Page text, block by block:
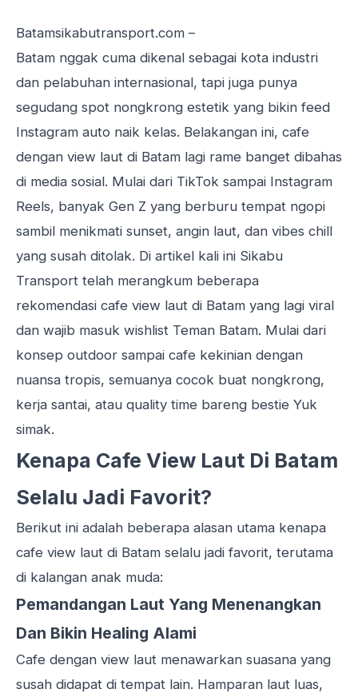
Batamsikabutransport.com –
Batam nggak cuma dikenal sebagai kota industri
dan pelabuhan internasional, tapi juga punya
segudang spot nongkrong estetik yang bikin feed
Instagram auto naik kelas. Belakangan ini, cafe
dengan view laut di Batam lagi rame banget dibahas
di media sosial. Mulai dari TikTok sampai Instagram
Reels, banyak Gen Z yang berburu tempat ngopi
sambil menikmati sunset, angin laut, dan vibes chill
yang susah ditolak. Di artikel kali ini Sikabu
Transport telah merangkum beberapa
rekomendasi cafe view laut di Batam yang lagi viral
dan wajib masuk wishlist Teman Batam. Mulai dari
konsep outdoor sampai cafe kekinian dengan
nuansa tropis, semuanya cocok buat nongkrong,
kerja santai, atau quality time bareng bestie Yuk
simak.
Kenapa Cafe View Laut Di Batam
Selalu Jadi Favorit?
Berikut ini adalah beberapa alasan utama kenapa
cafe view laut di Batam selalu jadi favorit, terutama
di kalangan anak muda:
Pemandangan Laut Yang Menenangkan
Dan Bikin Healing Alami
Cafe dengan view laut menawarkan suasana yang
susah didapat di tempat lain. Hamparan laut luas,